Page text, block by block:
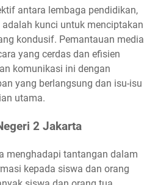
Pendidikan Cahaya Masa Depan
Media Sosial
Analisis Motivasi Donatur:
yang Menarik:
Penggalangan Dana:
Strategi:
Donatur
yang Menunjukkan Dampak
antara lembaga pendidikan,
kunci untuk menciptakan
kondusif. Pemantauan media
yang cerdas dan efisien
komunikasi ini dengan
yang berlangsung dan isu-isu
utama.
2 Jakarta
menghadapi tantangan dalam
kepada siswa dan orang